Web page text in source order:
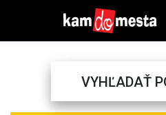
VYHĽADAŤ